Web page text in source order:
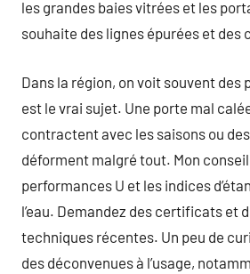
les grandes baies vitrées et les
souhaite des lignes épurées et des
Dans la région, on voit souvent des
est le vrai sujet. Une porte mal
contractent avec les saisons ou
déforment malgré tout. Mon
performances U et les indices
l’eau. Demandez des certificats et
techniques récentes. Un peu de
des déconvenues à l’usage,